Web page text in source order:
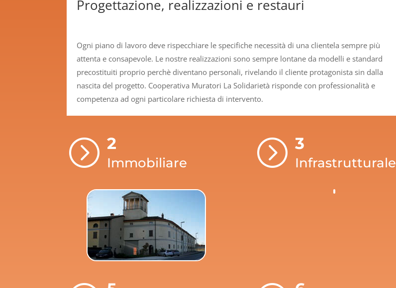
Progettazione, realizzazioni e restauri
Ogni piano di lavoro deve rispecchiare le specifiche necessità di una clientela sempre più
attenta e consapevole. Le nostre realizzazioni sono sempre lontane da modelli e standard
precostituiti proprio perchè diventano personali, rivelando il cliente protagonista sin dalla
nascita del progetto. Cooperativa Muratori La Solidarietà risponde con professionalità e
competenza ad ogni particolare richiesta di intervento.
= 2
Immobiliare = 3
Infrastrutturale